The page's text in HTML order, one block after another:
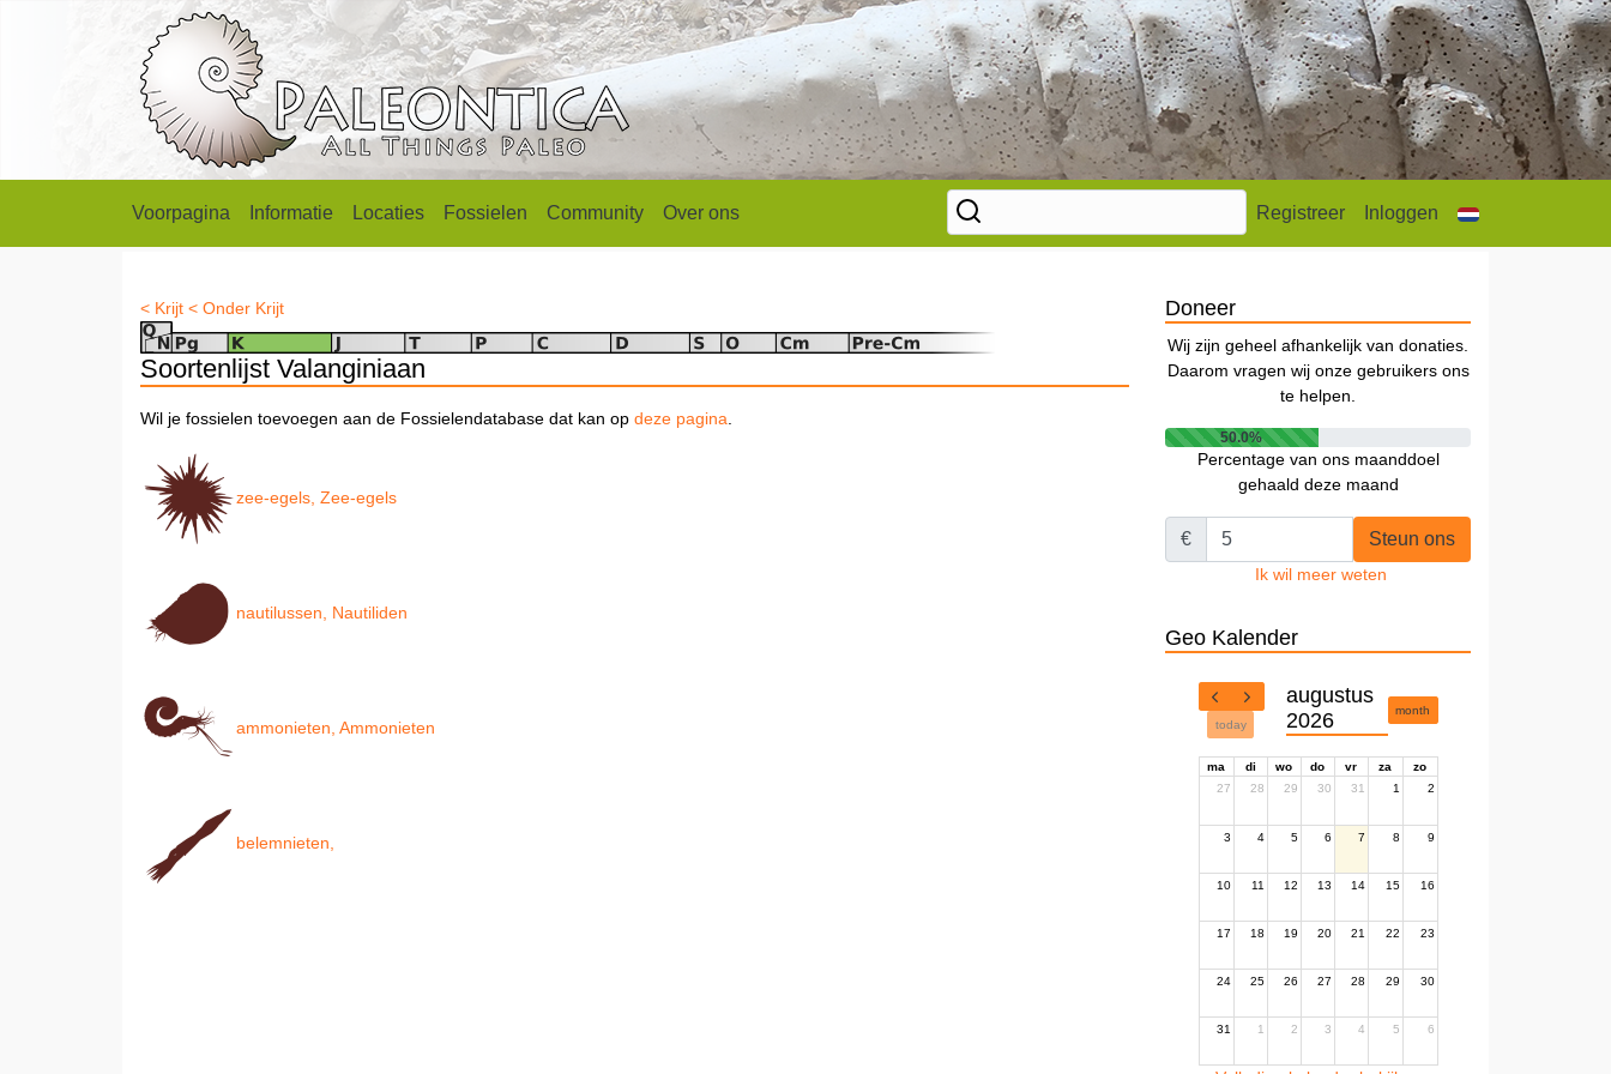
Voorpagina Informatie Locaties Fossielen Community Over ons Registreer Inloggen
< Krijt < Onder Krijt
Soortenlijst Valanginiaan
Wil je fossielen toevoegen aan de Fossielendatabase dat kan op deze pagina
zee-egels, Zee-egels
nautilussen, Nautiliden
ammonieten, Ammonieten
belemnieten,
Doneer
Wij zijn geheel afhankelijk van donaties.
Daarom vragen wij onze gebruikers ons
te helpen.
50.0%
Percentage van ons maanddoel
gehaald deze maand
€ Steun ons
Ik wil meer weten
Geo Kalender
today
augustus
2026
month
ma di wo do vr za
zo
27
28 29 30 31 1 2
3 4 5 6 7 8 9
10 11 12 13 14 15 16
17 18 19 20 21 22 23
24 25 26 27 28 29 30
31 1 2 3 4 5 6